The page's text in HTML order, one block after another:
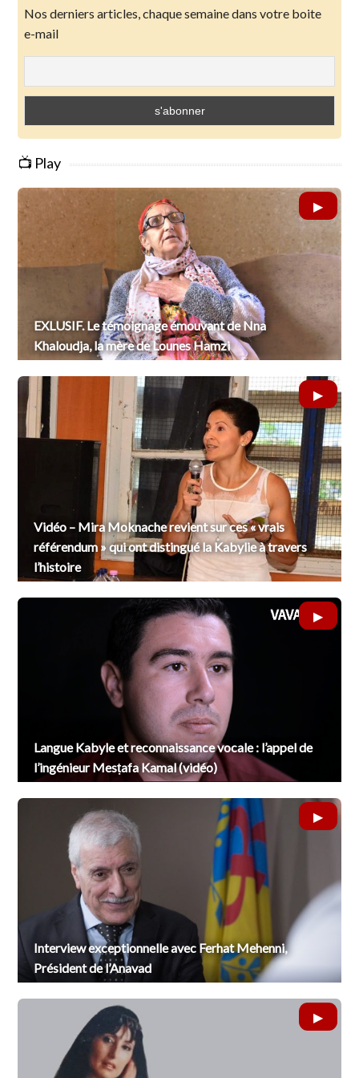
Nos derniers articles, chaque semaine dans votre boite
e-mail
📺 Play
EXLUSIF. Le témoignage émouvant de Nna
Khaloudja, la mère de Lounes Hamzi
Vidéo – Mira Moknache revient sur ces « vrais
référendum » qui ont distingué la Kabylie à travers
l’histoire
Langue Kabyle et reconnaissance vocale : l’appel de
l’ingénieur Mesṭafa Kamal (vidéo)
Interview exceptionnelle avec Ferhat Mehenni,
Président de l’Anavad